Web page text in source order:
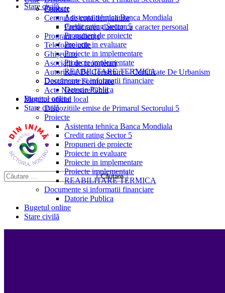
Stare civilă
Proiecte
Asistenta tehnica Banca Mondiala
Credit rating Sector 5
Propuneri de proiecte
Proiecte in evaluare
Proiecte in implementare
Proiecte implementate
REABILITARE TERMICA
Documente si informatii financiare
Datorie Publica
Bugetul online
Stare civilă
Contact
Centrul de confidențialitate
Prelucrarea datelor cu caracter personal
Program audiențe
Telefoane utile
Ghișeul.ro
Asociații de proprietari
Autorizații De Construire – Certificate De Urbanism
Descărcare Formulare
Acte Necesare/Ghid
Monitor oficial local
Dispozitiile emise de Primarul Sectorului 5
Proiecte
Asistenta tehnica Banca Mondiala
Credit rating Sector 5
Propuneri de proiecte
Proiecte in evaluare
Proiecte in implementare
Proiecte implementate
REABILITARE TERMICA
Documente si informatii financiare
Datorie Publica
Bugetul online
Stare civilă